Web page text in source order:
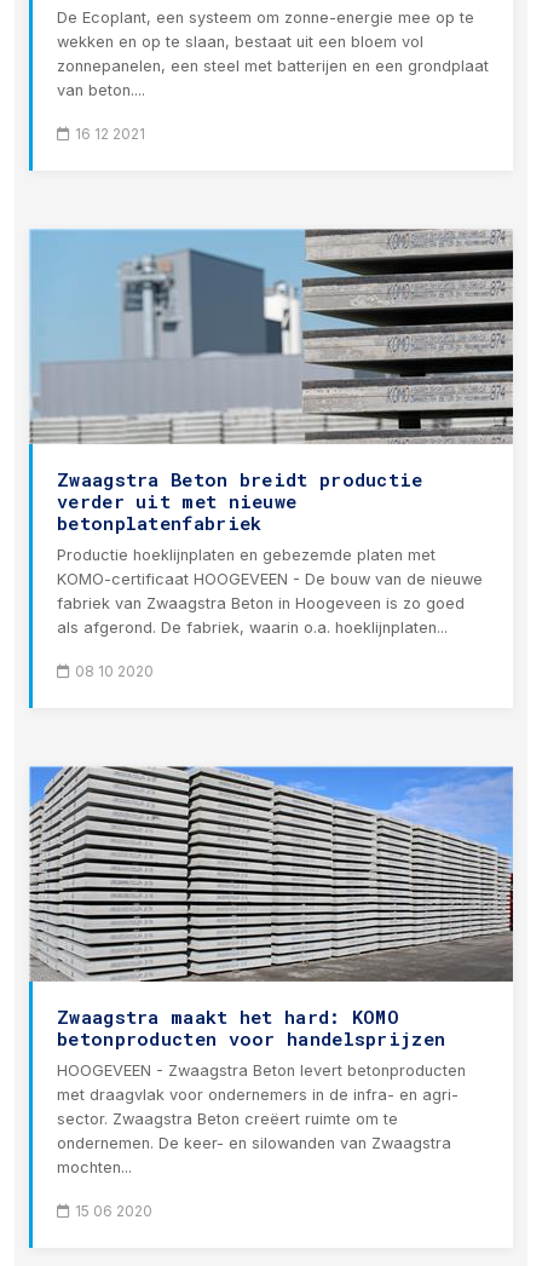
De Ecoplant, een systeem om zonne-energie mee op te
wekken en op te slaan, bestaat uit een bloem vol
zonnepanelen, een steel met batterijen en een grondplaat
van beton....
16 12 2021
Zwaagstra Beton breidt productie
verder uit met nieuwe
betonplatenfabriek
Productie hoeklijnplaten en gebezemde platen met
KOMO-certificaat HOOGEVEEN - De bouw van de nieuwe
fabriek van Zwaagstra Beton in Hoogeveen is zo goed
als afgerond. De fabriek, waarin o.a. hoeklijnplaten...
08 10 2020
Zwaagstra maakt het hard: KOMO
betonproducten voor handelsprijzen
HOOGEVEEN - Zwaagstra Beton levert betonproducten
met draagvlak voor ondernemers in de infra- en agri-
sector. Zwaagstra Beton creëert ruimte om te
ondernemen. De keer- en silowanden van Zwaagstra
mochten...
15 06 2020